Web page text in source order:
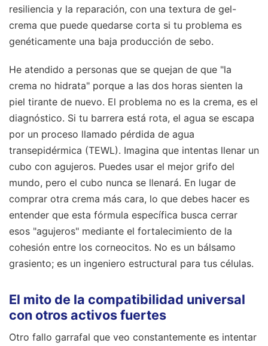
resiliencia y la reparación, con una textura de gel-
crema que puede quedarse corta si tu problema es
genéticamente una baja producción de sebo.
He atendido a personas que se quejan de que "la
crema no hidrata" porque a las dos horas sienten la
piel tirante de nuevo. El problema no es la crema, es el
diagnóstico. Si tu barrera está rota, el agua se escapa
por un proceso llamado pérdida de agua
transepidérmica (TEWL). Imagina que intentas llenar un
cubo con agujeros. Puedes usar el mejor grifo del
mundo, pero el cubo nunca se llenará. En lugar de
comprar otra crema más cara, lo que debes hacer es
entender que esta fórmula específica busca cerrar
esos "agujeros" mediante el fortalecimiento de la
cohesión entre los corneocitos. No es un bálsamo
grasiento; es un ingeniero estructural para tus células.
El mito de la compatibilidad universal
con otros activos fuertes
Otro fallo garrafal que veo constantemente es intentar